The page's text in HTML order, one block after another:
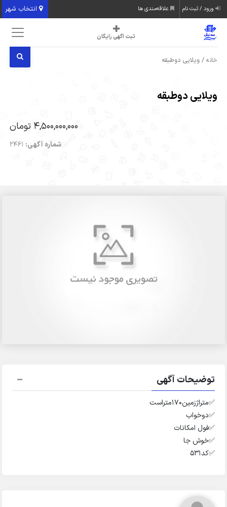
انتخاب شهر ورود / ثبت نام علاقه‌مندی ها
ثبت اگهی رایگان
خانه / ویلایی دوطبقه
ویلایی دوطبقه
4,500,000,000 تومان
شماره آگهی: 2461
توضیحات آگهی
✅️متراژزمین۱۷۰متراست
✅️دوخواب
✅️فول امکانات
✅️خوش جا
✅️کد۵۳۱